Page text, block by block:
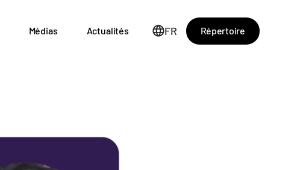
Médias Actualités FR Répertoire